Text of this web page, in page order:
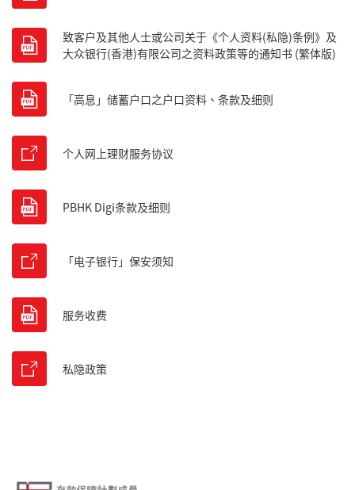
致客户及其他人士或公司关于《个人资料(私隐)条例》及
大众银行(香港)有限公司之资料政策等的通知书 (繁体版)
「高息」储蓄户口之户口资料、条款及细则
个人网上理财服务协议
PBHK Digi条款及细则
「电子银行」保安须知
服务收费
私隐政策